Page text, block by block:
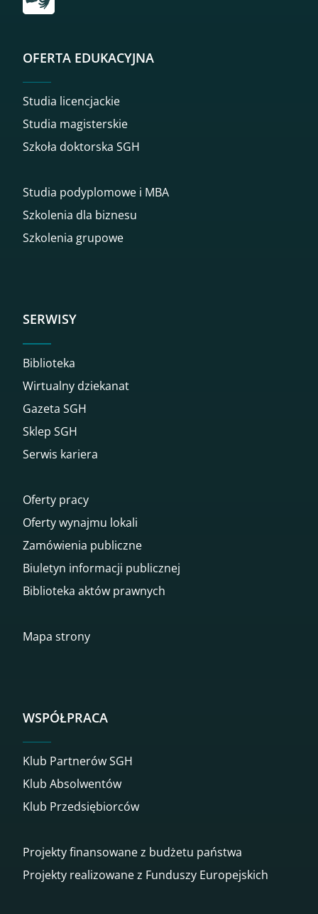
OFERTA EDUKACYJNA
Studia licencjackie
Studia magisterskie
Szkoła doktorska SGH
Studia podyplomowe i MBA
Szkolenia dla biznesu
Szkolenia grupowe
SERWISY
Biblioteka
Wirtualny dziekanat
Gazeta SGH
Sklep SGH
Serwis kariera
Oferty pracy
Oferty wynajmu lokali
Zamówienia publiczne
Biuletyn informacji publicznej
Biblioteka aktów prawnych
Mapa strony
WSPÓŁPRACA
Klub Partnerów SGH
Klub Absolwentów
Klub Przedsiębiorców
Projekty finansowane z budżetu państwa
Projekty realizowane z Funduszy Europejskich